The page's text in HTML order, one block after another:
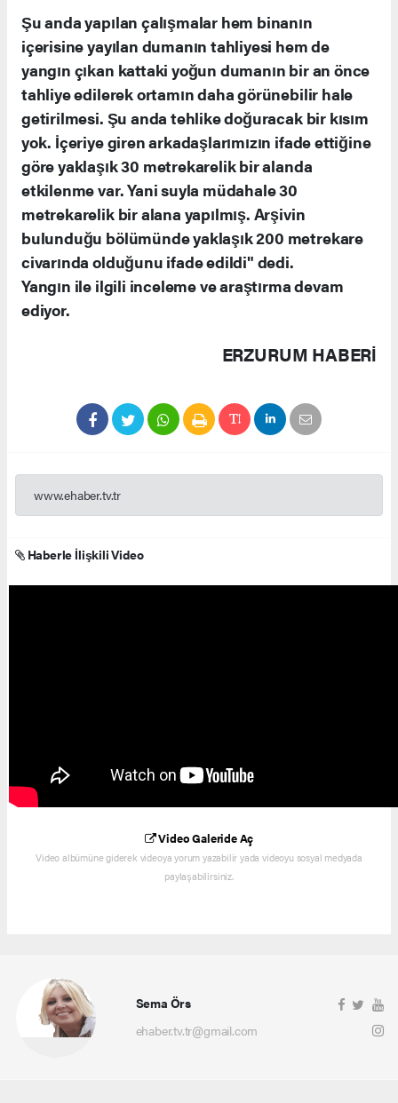
Şu anda yapılan çalışmalar hem binanın
içerisine yayılan dumanın tahliyesi hem de
yangın çıkan kattaki yoğun dumanın bir an önce
tahliye edilerek ortamın daha görünebilir hale
getirilmesi. Şu anda tehlike doğuracak bir kısım
yok. İçeriye giren arkadaşlarımızın ifade ettiğine
göre yaklaşık 30 metrekarelik bir alanda
etkilenme var. Yani suyla müdahale 30
metrekarelik bir alana yapılmış. Arşivin
bulunduğu bölümünde yaklaşık 200 metrekare
civarında olduğunu ifade edildi" dedi.
Yangın ile ilgili inceleme ve araştırma devam
ediyor.
ERZURUM HABERİ
www.ehaber.tv.tr
Haberle İlişkili Video
Video Galeride Aç
Video albümüne giderek videoya yorum yazabilir yada videoyu sosyal medyada
paylaşabilirsiniz.
Sema Örs
ehaber.tv.tr@gmail.com